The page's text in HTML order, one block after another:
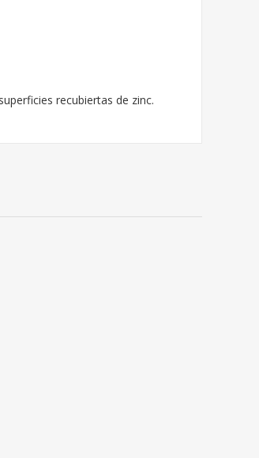
recubiertas de zinc.